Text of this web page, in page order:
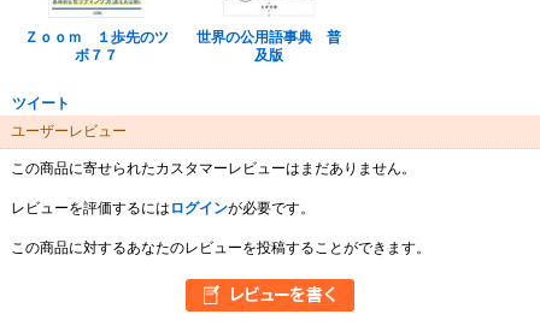
Ｚｏｏｍ １歩先のツ
ボ７７
世界の公用語事典 普
及版
ツイート
ユーザーレビュー
この商品に寄せられたカスタマーレビューはまだありません。
レビューを評価するには ログインが必要です。
この商品に対するあなたのレビューを投稿することができます。